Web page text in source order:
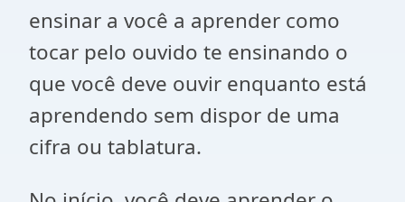
ensinar a você a aprender como
tocar pelo ouvido te ensinando o
que você deve ouvir enquanto está
aprendendo sem dispor de uma
cifra ou tablatura.